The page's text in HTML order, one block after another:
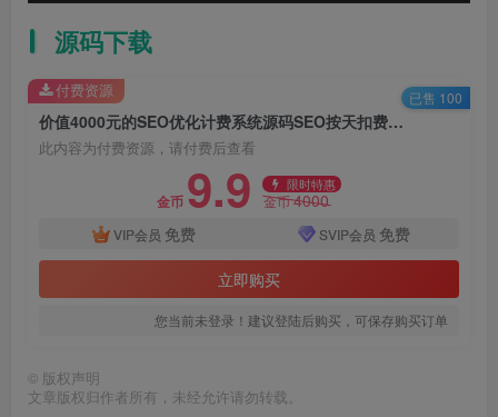
源码下载
价值4000元的SEO优化计费系统源码SEO按天扣费/按效果计费整站源码
此内容为付费资源，请付费后查看
金币 9.9 限时特惠
金币4000
VIP会员 免费 SVIP会员 免费
立即购买
您当前未登录！建议登陆后购买，可保存购买订单
付费资源 已售 100
© 版权声明
文章版权归作者所有，未经允许请勿转载。